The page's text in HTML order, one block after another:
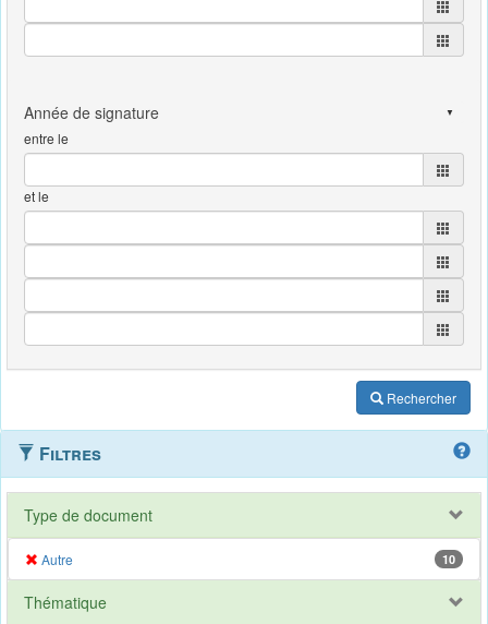
entre le
et le
Rechercher
Filtres
Type de document
Autre 10
Thématique